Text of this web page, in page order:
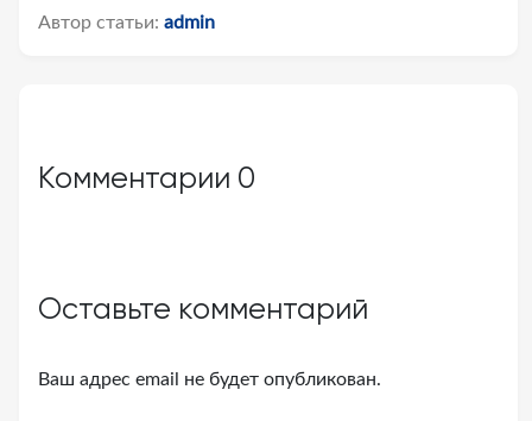
Автор статьи: admin
Комментарии 0
Оставьте комментарий
Ваш адрес email не будет опубликован.